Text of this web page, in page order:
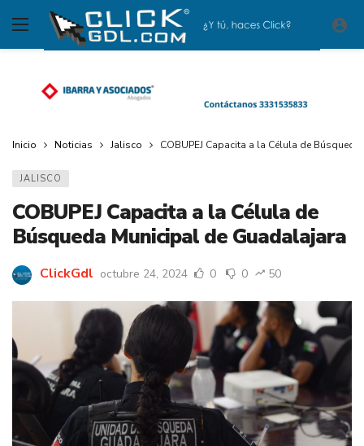
Inicio Noticias Jalisco COBUPEJ Capacita a la Célula de
JALISCO
COBUPEJ Capacita a la Célula de
Búsqueda Municipal de Guadalajara
ClickGdl octubre 24, 2024 0 0 50